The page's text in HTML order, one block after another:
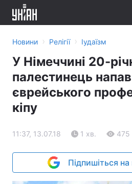
Новини › Релігії › Іудаїзм
У Німеччині 20-
палестинець
єврейського
кіпу
11:37, 13.07.18 1 хв. 475
Підпишіться